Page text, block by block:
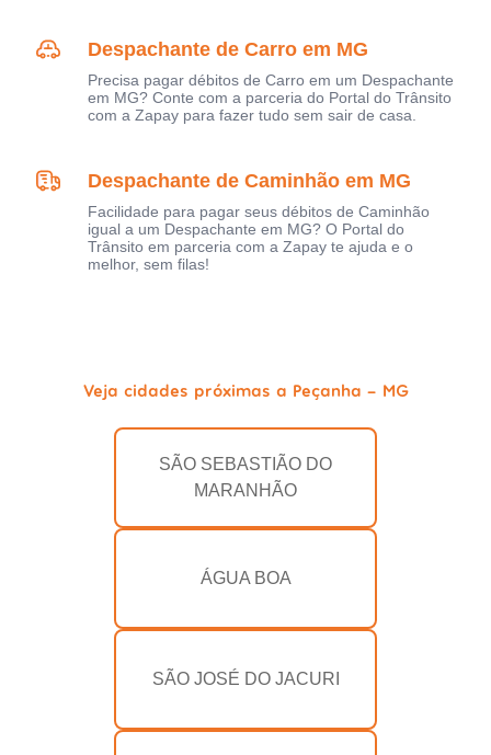
Despachante de Carro em MG
Precisa pagar débitos de Carro em um Despachante
em MG? Conte com a parceria do Portal do Trânsito
com a Zapay para fazer tudo sem sair de casa.
Despachante de Caminhão em MG
Facilidade para pagar seus débitos de Caminhão
igual a um Despachante em MG? O Portal do
Trânsito em parceria com a Zapay te ajuda e o
melhor, sem filas!
Veja cidades próximas a Peçanha - MG
SÃO SEBASTIÃO DO
MARANHÃO
ÁGUA BOA
SÃO JOSÉ DO JACURI